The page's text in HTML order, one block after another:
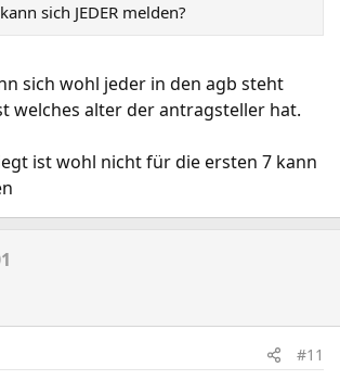
sich JEDER melden?
sich wohl jeder in den agb steht
welches alter der antragsteller hat.
ist wohl nicht für die ersten 7 kann
#11